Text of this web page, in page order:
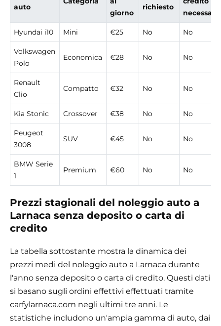
auto
giorno
richiesto
Hyundai i10 Mini €25 No No
Volkswagen
Polo
Economica €28 No No
Renault
Clio
Compatto €32 No No
Kia Stonic Crossover €38 No No
Peugeot
3008
SUV €45 No No
BMW Serie
1
Premium €60 No No
Prezzi stagionali del noleggio auto a
Larnaca senza deposito o carta di
credito
La tabella sottostante mostra la dinamica dei
prezzi medi del noleggio auto a Larnaca durante
l'anno senza deposito o carta di credito. Questi dati
si basano sugli ordini effettivi effettuati tramite
carfylarnaca.com negli ultimi tre anni. Le
statistiche includono un'ampia gamma di auto, dai